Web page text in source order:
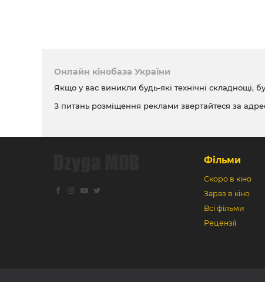
Онлайн кінобаза України
Якщо у вас виникли будь-які технічні складнощі,
З питань розміщення реклами звертайтеся за
Фільми
Скоро в кіно
Зараз в кіно
Всі фільми
Рецензії